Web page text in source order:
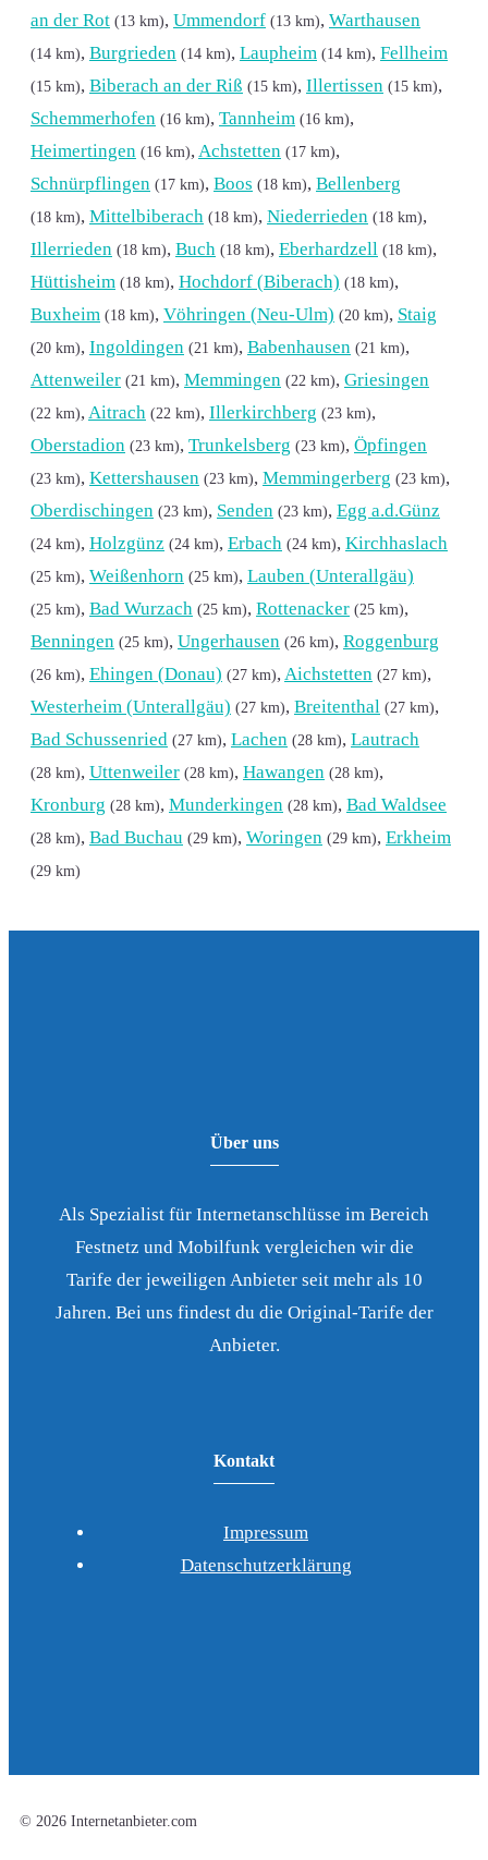
an der Rot (13 km), Ummendorf (13 km), Warthausen
(14 km), Burgrieden (14 km), Laupheim (14 km), Fellheim
(15 km), Biberach an der Riß (15 km), Illertissen (15 km),
Schemmerhofen (16 km), Tannheim (16 km),
Heimertingen (16 km), Achstetten (17 km),
Schnürpflingen (17 km), Boos (18 km), Bellenberg
(18 km), Mittelbiberach (18 km), Niederrieden (18 km),
Illerrieden (18 km), Buch (18 km), Eberhardzell (18 km),
Hüttisheim (18 km), Hochdorf (Biberach) (18 km),
Buxheim (18 km), Vöhringen (Neu-Ulm) (20 km), Staig
(20 km), Ingoldingen (21 km), Babenhausen (21 km),
Attenweiler (21 km), Memmingen (22 km), Griesingen
(22 km), Aitrach (22 km), Illerkirchberg (23 km),
Oberstadion (23 km), Trunkelsberg (23 km), Öpfingen
(23 km), Kettershausen (23 km), Memmingerberg (23 km),
Oberdischingen (23 km), Senden (23 km), Egg a.d.Günz
(24 km), Holzgünz (24 km), Erbach (24 km), Kirchhaslach
(25 km), Weißenhorn (25 km), Lauben (Unterallgäu)
(25 km), Bad Wurzach (25 km), Rottenacker (25 km),
Benningen (25 km), Ungerhausen (26 km), Roggenburg
(26 km), Ehingen (Donau) (27 km), Aichstetten (27 km),
Westerheim (Unterallgäu) (27 km), Breitenthal (27 km),
Bad Schussenried (27 km), Lachen (28 km), Lautrach
(28 km), Uttenweiler (28 km), Hawangen (28 km),
Kronburg (28 km), Munderkingen (28 km), Bad Waldsee
(28 km), Bad Buchau (29 km), Woringen (29 km), Erkheim
(29 km)
Über uns
Als Spezialist für Internetanschlüsse im Bereich
Festnetz und Mobilfunk vergleichen wir die
Tarife der jeweiligen Anbieter seit mehr als 10
Jahren. Bei uns findest du die Original-Tarife der
Anbieter.
Kontakt
Impressum
Datenschutzerklärung
© 2026 Internetanbieter.com